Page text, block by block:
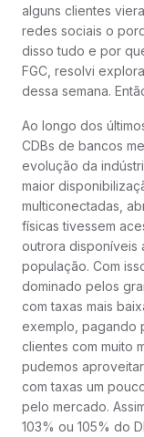
alguns clientes
redes sociais o
disso tudo e por
FGC, resolvi
dessa semana.
Ao longo dos
CDBs de bancos
evolução da
maior
multiconectadas,
físicas tivessem
outrora disponíveis
população. Com
dominado pelos
com taxas mais
exemplo, pagando
clientes com muito
pudemos
com taxas um
pelo mercado.
103% ou 105% do